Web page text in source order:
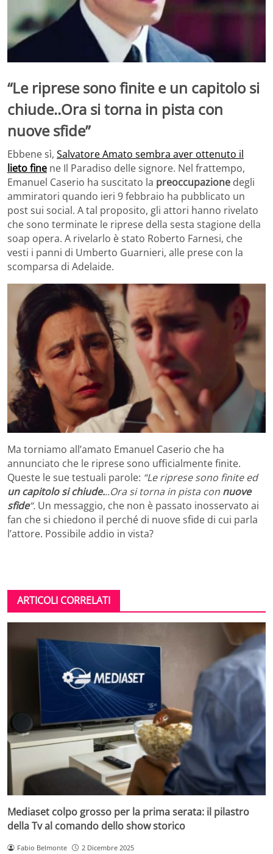
“Le riprese sono finite e un capitolo si
chiude..Ora si torna in pista con
nuove sfide”
Ebbene sì, Salvatore Amato sembra aver ottenuto il
lieto fine ne Il Paradiso delle signore. Nel frattempo,
Emanuel Caserio ha suscitato la preoccupazione degli
ammiratori quando ieri 9 febbraio ha pubblicato un
post sui social. A tal proposito, gli attori hanno rivelato
che sono terminate le riprese della sesta stagione della
soap opera. A rivelarlo è stato Roberto Farnesi, che
vesti i panni di Umberto Guarnieri, alle prese con la
scomparsa di Adelaide.
Ma torniamo all’amato Emanuel Caserio che ha
annunciato che le riprese sono ufficialmente finite.
Queste le sue testuali parole: “Le riprese sono finite ed
un capitolo si chiude...Ora si torna in pista con nuove
sfide“. Un messaggio, che non è passato inosservato ai
fan che si chiedono il perché di nuove sfide di cui parla
l’attore. Possibile addio in vista?
ARTICOLI CORRELATI
Mediaset colpo grosso per la prima serata: il pilastro
della Tv al comando dello show storico
Fabio Belmonte 2 Dicembre 2025